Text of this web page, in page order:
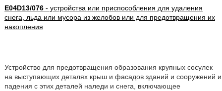
E04D13/076- устройства или приспособления для удаления
снега, льда или мусора из желобов или для предотвращения их
накопления
Устройство для предотвращения образования крупных сосулек
на выступающих деталях крыш и фасадов зданий и сооружений и
падения с этих деталей наледи и снега, включающее